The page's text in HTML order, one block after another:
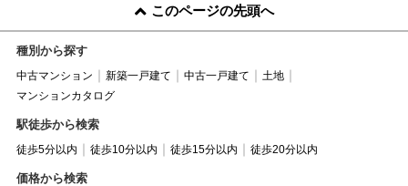
このページの先頭へ
種別から探す
中古マンション 新築一戸建て 中古一戸建て
土地
マンションカタログ
駅徒歩から検索
徒歩5分以内 徒歩10分以内 徒歩15分以内 徒歩20分以内
価格から検索